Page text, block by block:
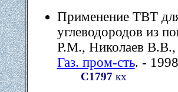
Применение ТВТ
углеводородов из
Р.М., Николаев
Газ. пром-сть. -
С1797 кх